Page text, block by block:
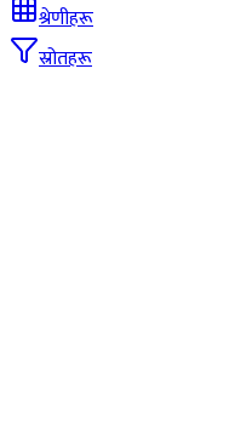
श्रेणीहरू
स्रोतहरू